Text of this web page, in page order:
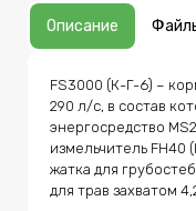
состав комплекса
энергосредство
использовать при
КПР-9 «CH90» с
измельчение
жаткой и другими. • MS280 (УЭС-280) оснащается
двигателем ЯМЗ-
гидростатической
привода. Это
проходимость и
что может быть
Описание
FS3000 (К-Г-6) –
290 л/с, в состав
энергосредство
измельчитель FH40
жатка для
для трав захватом